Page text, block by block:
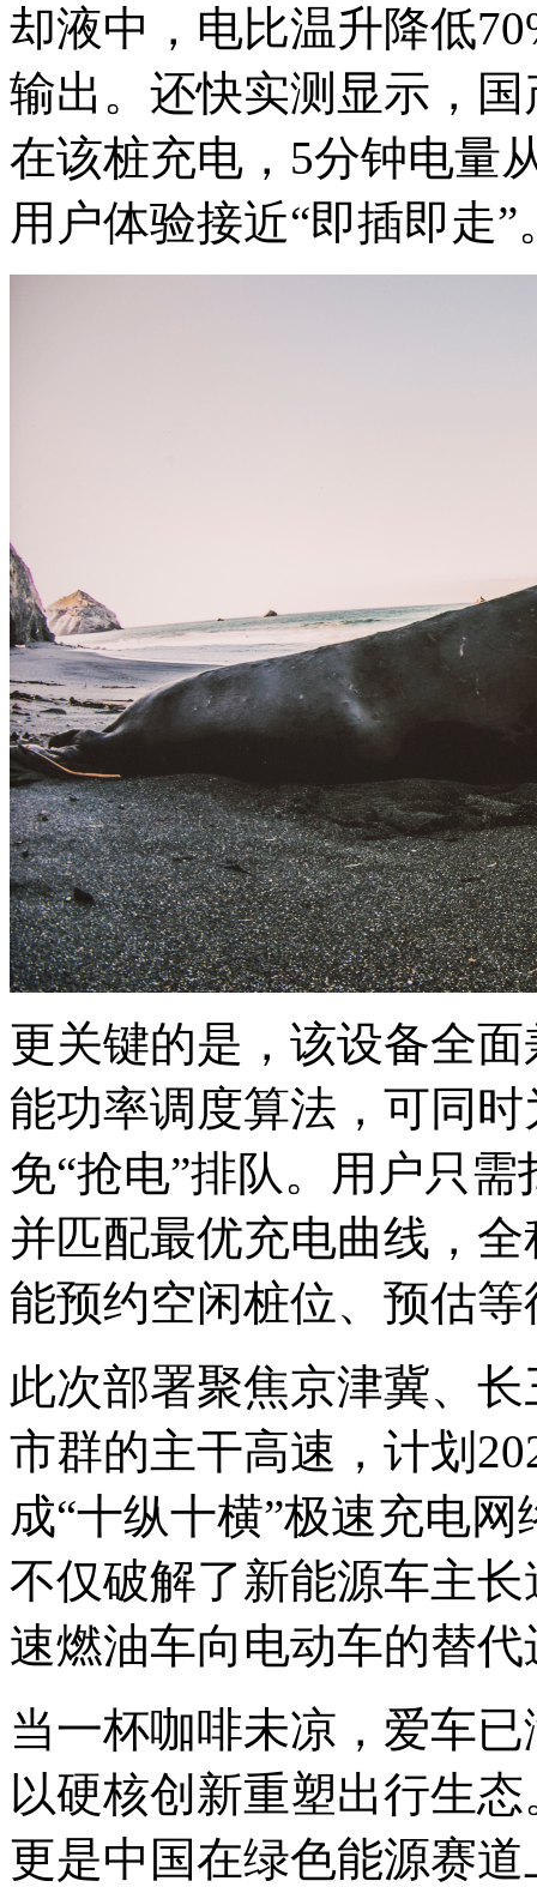
却液中，电比温升降低
输出。还快实测显示，
在该桩充电，5分钟电量
用户体验接近“即插即走”
更关键的是，该设备全
能功率调度算法，可同
免“抢电”排队。用户只
并匹配最优充电曲线，
能预约空闲桩位、预估
此次部署聚焦京津冀、
市群的主干高速，计划
成“十纵十横”极速充电
不仅破解了新能源车主
速燃油车向电动车的替代
当一杯咖啡未凉，爱车
以硬核创新重塑出行生
更是中国在绿色能源赛